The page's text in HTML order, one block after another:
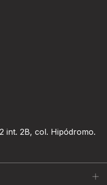
int. 2B, col. Hipódromo.